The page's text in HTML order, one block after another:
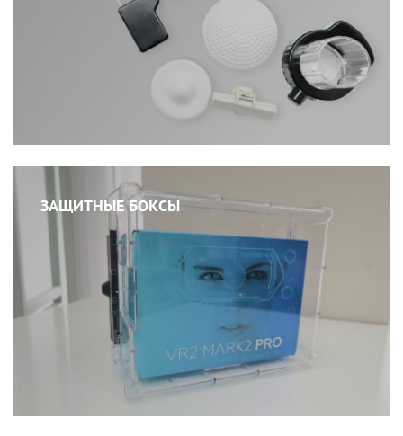
ЗАЩИТНЫЕ БОКСЫ